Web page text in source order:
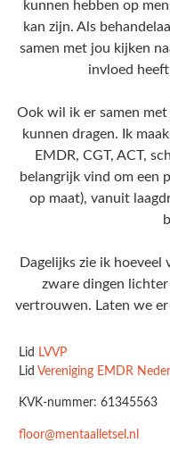
kunnen hebben op
kan zijn. Als
samen met jou kijken
invloed
Ook wil ik er samen
kunnen dragen. Ik
EMDR, CGT, ACT,
belangrijk vind om een
op maat), vanuit
Dagelijks zie ik hoeveel
zware dingen
vertrouwen. Laten we
Lid LVVP
LidVereniging EMDR
KVK-nummer: 61345563
floor@mentaalletsel.nl